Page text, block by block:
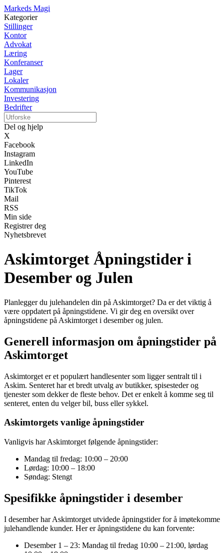
Markeds Magi
Kategorier
Stillinger
Kontor
Advokat
Læring
Konferanser
Lager
Lokaler
Kommunikasjon
Investering
Bedrifter
Del og hjelp
X
Facebook
Instagram
LinkedIn
YouTube
Pinterest
TikTok
Mail
RSS
Min side
Registrer deg
Nyhetsbrevet
Askimtorget Åpningstider i
Desember og Julen
Planlegger du julehandelen din på Askimtorget? Da er det viktig å
være oppdatert på åpningstidene. Vi gir deg en oversikt over
åpningstidene på Askimtorget i desember og julen.
Generell informasjon om åpningstider på
Askimtorget
Askimtorget er et populært handlesenter som ligger sentralt til i
Askim. Senteret har et bredt utvalg av butikker, spisesteder og
tjenester som dekker de fleste behov. Det er enkelt å komme seg til
senteret, enten du velger bil, buss eller sykkel.
Askimtorgets vanlige åpningstider
Vanligvis har Askimtorget følgende åpningstider:
Mandag til fredag: 10:00 – 20:00
Lørdag: 10:00 – 18:00
Søndag: Stengt
Spesifikke åpningstider i desember
I desember har Askimtorget utvidede åpningstider for å imøtekomme
julehandlende kunder. Her er åpningstidene du kan forvente:
Desember 1 – 23: Mandag til fredag 10:00 – 21:00, lørdag